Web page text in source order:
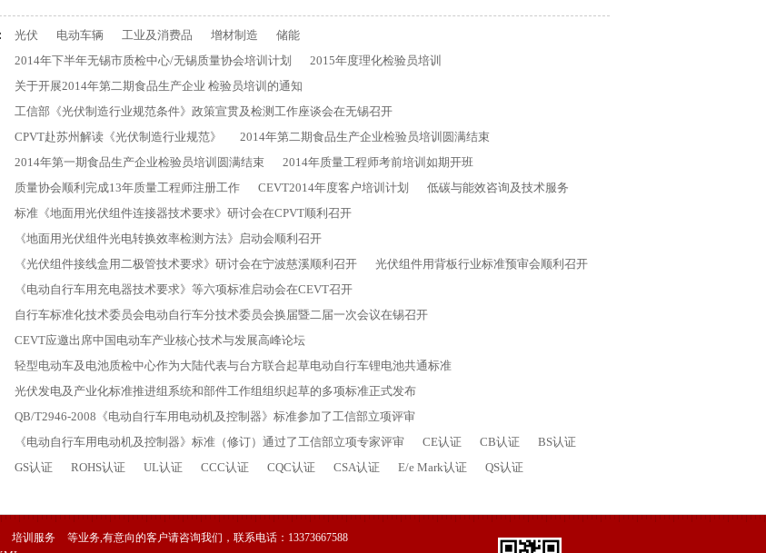
光伏 电动车辆 工业及消费品 增材制造
储能
2014年下半年无锡市质检中心/无锡质量协会培训计划
2015年度理化检验员培训
关于开展2014年第二期食品生产企业 检验员培训的通知
工信部《光伏制造行业规范条件》政策宣贯及检测工作座谈会在无锡召开
CPVT赴苏州解读《光伏制造行业规范》
2014年第二期食品生产企业检验员培训圆满结束
2014年第一期食品生产企业检验员培训圆满结束
2014年质量工程师考前培训如期开班
质量协会顺利完成13年质量工程师注册工作
CEVT2014年度客户培训计划
低碳与能效咨询及技术服务
标准《地面用光伏组件连接器技术要求》研讨会在CPVT顺利召开
《地面用光伏组件光电转换效率检测方法》启动会顺利召开
《光伏组件接线盒用二极管技术要求》研讨会在宁波慈溪顺利召开
光伏组件用背板行业标准预审会顺利召开
《电动自行车用充电器技术要求》等六项标准启动会在CEVT召开
自行车标准化技术委员会电动自行车分技术委员会换届暨二届一次会议在锡召开
CEVT应邀出席中国电动车产业核心技术与发展高峰论坛
轻型电动车及电池质检中心作为大陆代表与台方联合起草电动自行车锂电池共通标准
光伏发电及产业化标准推进组系统和部件工作组组织起草的多项标准正式发布
QB/T2946-2008《电动自行车用电动机及控制器》标准参加了工信部立项评审
《电动自行车用电动机及控制器》标准（修订）通过了工信部立项专家评审
CE认证 CB认证
BS认证
GS认证
ROHS认证 UL认证 CCC认证 CQC认证 CSA认证 E/e Mark认证 QS认证
培训服务 等业务,有意向的客户请咨询我们，联系电话： 13373667588